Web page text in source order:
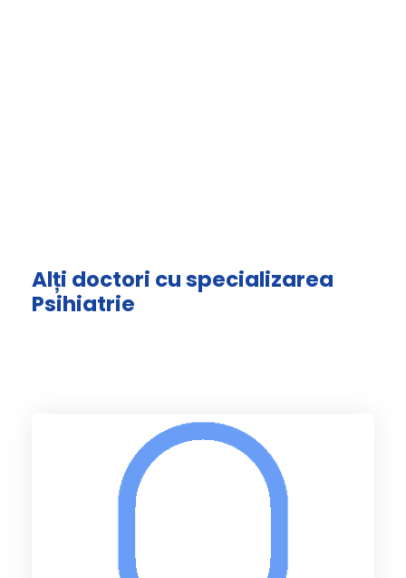
Alți doctori cu specializarea
Psihiatrie